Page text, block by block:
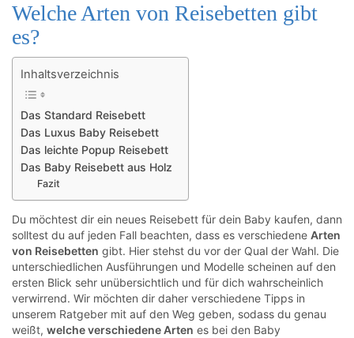
Welche Arten von Reisebetten gibt
es?
Inhaltsverzeichnis
Das Standard Reisebett
Das Luxus Baby Reisebett
Das leichte Popup Reisebett
Das Baby Reisebett aus Holz
Fazit
Du möchtest dir ein neues Reisebett für dein Baby kaufen, dann
solltest du auf jeden Fall beachten, dass es verschiedene Arten
von Reisebetten gibt. Hier stehst du vor der Qual der Wahl. Die
unterschiedlichen Ausführungen und Modelle scheinen auf den
ersten Blick sehr unübersichtlich und für dich wahrscheinlich
verwirrend. Wir möchten dir daher verschiedene Tipps in
unserem Ratgeber mit auf den Weg geben, sodass du genau
weißt, welche verschiedene Arten es bei den Baby